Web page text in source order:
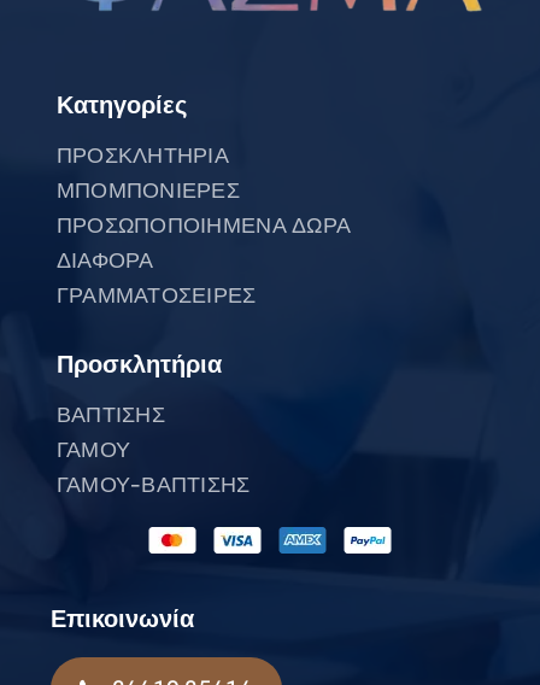
Κατηγορίες
ΠΡΟΣΚΛΗΤΗΡΙΑ
ΜΠΟΜΠΟΝΙΕΡΕΣ
ΠΡΟΣΩΠΟΠΟΙΗΜΕΝΑ ΔΩΡΑ
ΔΙΑΦΟΡΑ
ΓΡΑΜΜΑΤΟΣΕΙΡΕΣ
Προσκλητήρια
ΒΑΠΤΙΣΗΣ
ΓΑΜΟΥ
ΓΑΜΟΥ-ΒΑΠΤΙΣΗΣ
Επικοινωνία